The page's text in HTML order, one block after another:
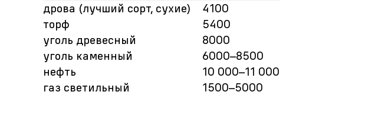
дрова (лучший сорт, сухие)
4100
торф
5400
уголь древесный
8000
уголь каменный
6000–8500
нефть
10 000–11 000
газ светильный
1500–5000